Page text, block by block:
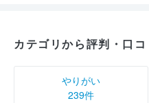
カテゴリから評判・口
やりがい
239件